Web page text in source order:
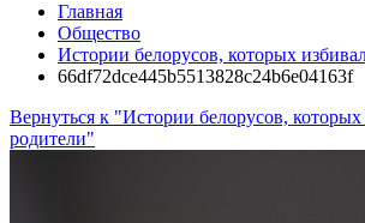
Главная
Общество
Истории белорусов, которых
66df72dce445b5513828c24b6e04163f
Вернуться к "Истории белорусов, которых
родители"